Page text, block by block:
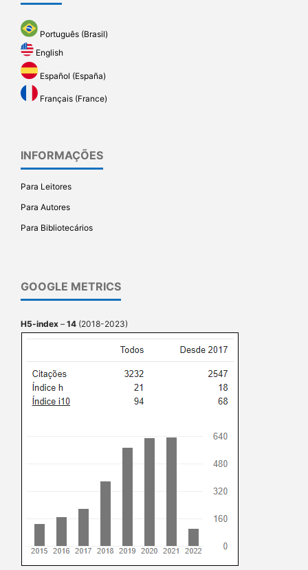
Português (Brasil)
English
Español (España)
Français (France)
INFORMAÇÕES
Para Leitores
Para Autores
Para Bibliotecários
GOOGLE METRICS
H5-index – 14 (2018-2023)